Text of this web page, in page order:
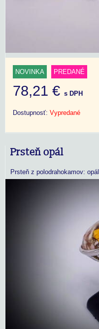
NOVINKA PREDANÉ
78,21 € s DPH
Dostupnosť: Vypredané
Prsteň opál
Prsteň z polodrahokamov: opál